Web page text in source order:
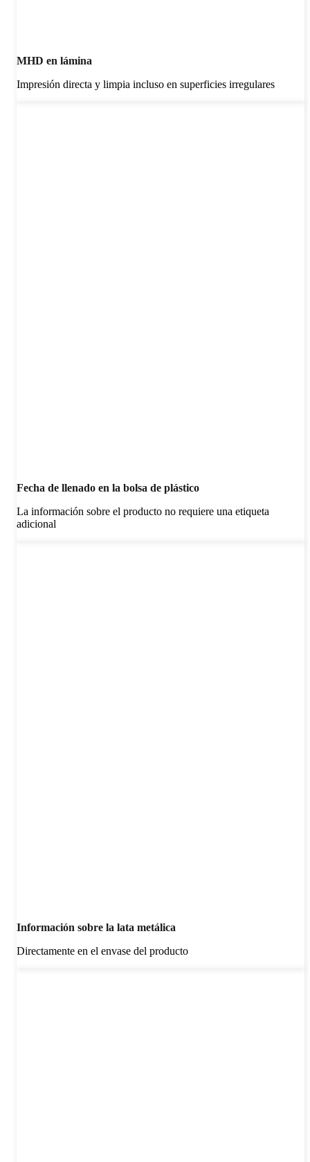
MHD en lámina
Impresión directa y limpia incluso en superficies irregulares
Fecha de llenado en la bolsa de plástico
La información sobre el producto no requiere una etiqueta
adicional
Información sobre la lata metálica
Directamente en el envase del producto